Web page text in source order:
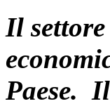
Il
Paese.